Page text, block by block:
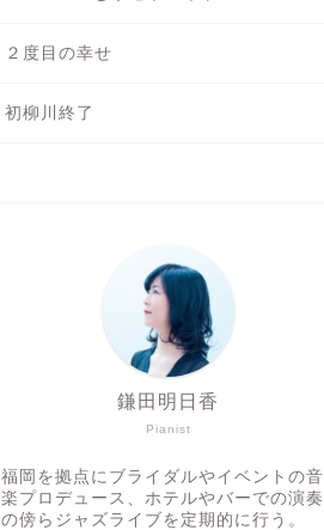
２度目の幸せ
初柳川終了
Pianist
鎌田明日香
福岡を拠点にブライダルやイベントの音
楽プロデュース、ホテルやバーでの演奏
の傍らジャズライブを定期的に行う。